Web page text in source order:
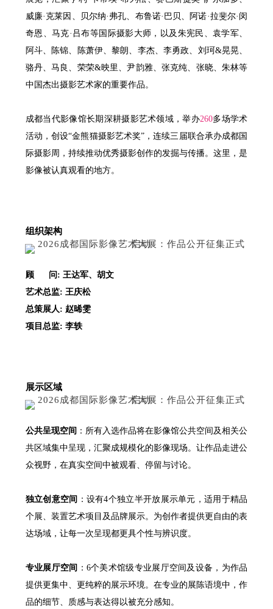
威廉·克莱因、贝尔纳·弗孔、布鲁诺·巴贝、阿诺·拉斐尔·闵
奇恩、马克·吕布等国际摄影大师，以及朱宪民、袁学军、
阿斗、陈锦、陈萧伊、黎朗、李杰、李勇政、刘珂&晃晃、
骆丹、马良、荣荣&映里、尹韵雅、张克纯、张晓、朱林等
中国杰出摄影艺术家的重要作品。
成都当代影像馆长期深耕摄影艺术领域，举办260多场学术
活动，创设“金熊猫摄影艺术奖”，连续三届联合承办成都国
际摄影周，持续推动优秀摄影创作的发掘与传播。这里，是
影像被认真观看的地方。
组织架构
顾 问: 王达军、胡文
艺术总监: 王庆松
总策展人: 赵晞雯
项目总监: 李轶
展示区域
公共呈现空间 ：所有入选作品将在影像馆公共空间及相关公
共区域集中呈现，汇聚成规模化的影像现场。让作品走进公
众视野，在真实空间中被观看、停留与讨论。
独立创意空间 ：设有4个独立半开放展示单元，适用于精品
个展、装置艺术项目及品牌展示。为创作者提供更自由的表
达场域，让每一次呈现都更具个性与辨识度。
专业展厅空间 ：6个美术馆级专业展厅空间及设备，为作品
提供更集中、更纯粹的展示环境。在专业的展陈语境中，作
品的细节、质感与表达得以被充分感知。